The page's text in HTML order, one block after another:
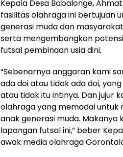
Kepala Desa Babalonge,
fasilitas olahraga ini bertujuan
generasi muda dan
serta mengembangkan
futsal pembinaan usia dini.
“Sebenarnya anggaran kami
ada doi atau tidak ada doi,
atau tidak itu intinya. Dan jujur
olahraga yang memadai untuk
anak generasi muda.
lapangan futsal ini,” beber
awak media olahraga